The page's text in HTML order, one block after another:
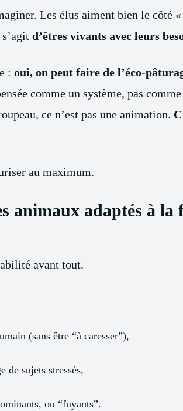
Les élus aiment bien le côté
d’êtres vivants avec leurs
: oui, on peut faire de l’éco-
comme un système, pas
ce n’est pas une animation.
au maximum.
animaux adaptés à la
avant tout.
(sans être “à caresser”),
de sujets stressés,
ou “fuyants”.